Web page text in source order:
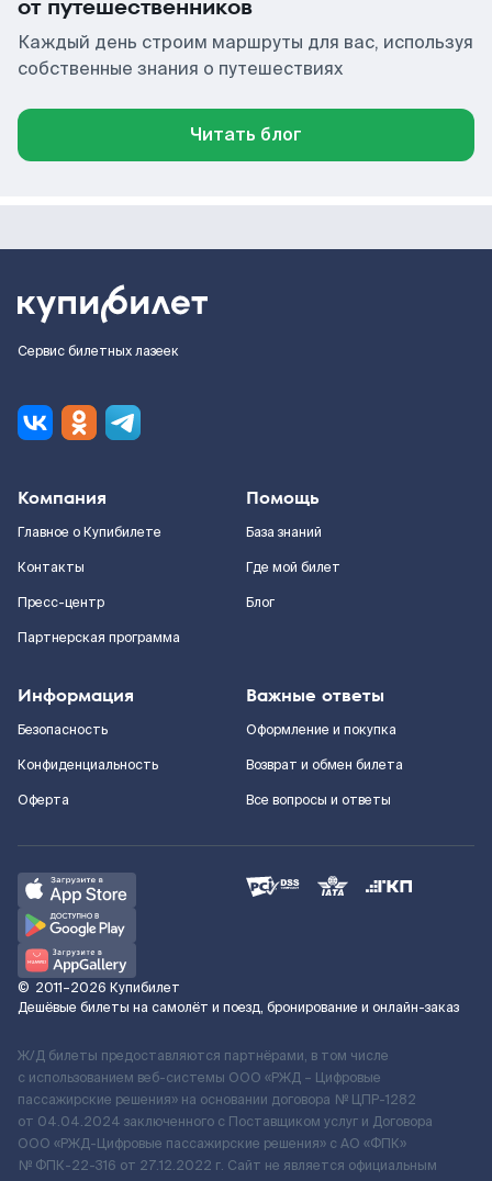
от путешественников
Каждый день строим маршруты для вас, используя
собственные знания о путешествиях
Читать блог
Сервис билетных лазеек
Компания
Главное о Купибилете
Контакты
Пресс-центр
Партнерская программа
Помощь
База знаний
Где мой билет
Блог
Информация
Безопасность
Конфиденциальность
Оферта
Важные ответы
Оформление и покупка
Возврат и обмен билета
Все вопросы и ответы
© 2011–2026 Купибилет
Дешёвые билеты на самолёт и поезд, бронирование и онлайн-заказ
Ж/Д билеты предоставляются партнёрами, в том числе
с использованием веб-системы ООО «РЖД – Цифровые
пассажирские решения» на основании договора № ЦПР-1282
от 04.04.2024 заключенного с Поставщиком услуг и Договора
ООО «РЖД-Цифровые пассажирские решения» c АО «ФПК»
№ ФПК-22-316 от 27.12.2022 г. Сайт не является официальным